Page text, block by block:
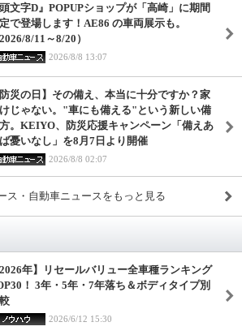
頭文字D』POPUPショップが「高崎」に期間
で登場します！AE86 の車両展示も。
2026/8/11～8/20）
2026/8/8 13:07
防災の日】その備え、本当に十分ですか？家
じゃない。"車にも備える"という新しい備
。KEIYO、防災応援キャンペーン「備えあ
憂いなし」を8月7日より開催
2026/8/8 02:07
ス・自動車ニュースをもっと見る
2026年】リセールバリュー全車種ランキング
！ 3年・5年・7年落ち＆ボディタイプ別
2026/6/12 15:30